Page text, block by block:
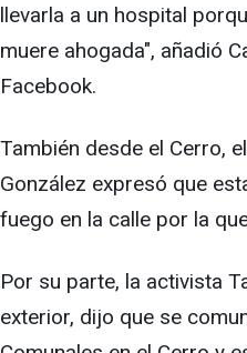
llevarla a un hospital
muere ahogada", añadió
Facebook.
También desde el Cerro,
González expresó que
fuego en la calle por la
Por su parte, la activista
exterior, dijo que se